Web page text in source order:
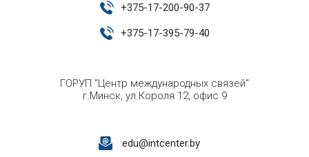
+375-17-200-90-37
+375-17-395-79-40
ГОРУП "Центр международных связей"
г.Минск, ул.Короля 12, офис 9
edu@intcenter.by